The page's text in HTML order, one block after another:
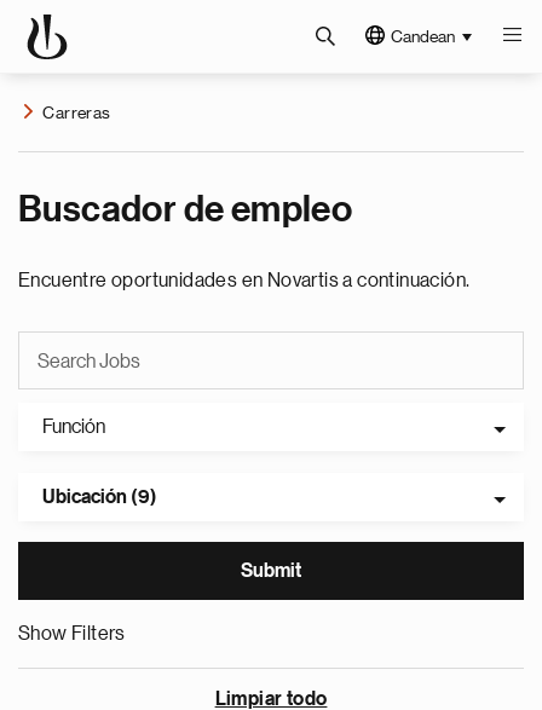
Candean
Carreras
Buscador de empleo
Encuentre oportunidades en Novartis a continuación.
Función
Ubicación (9)
Show Filters
Limpiar todo